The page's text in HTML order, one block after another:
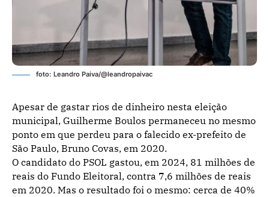
foto: Leandro Paiva/@leandropaivac
Apesar de gastar rios de dinheiro nesta eleição
municipal, Guilherme Boulos permaneceu no mesmo
ponto em que perdeu para o falecido ex-prefeito de
São Paulo, Bruno Covas, em 2020.
O candidato do PSOL gastou, em 2024, 81 milhões de
reais do Fundo Eleitoral, contra 7,6 milhões de reais
em 2020. Mas o resultado foi o mesmo: cerca de 40%